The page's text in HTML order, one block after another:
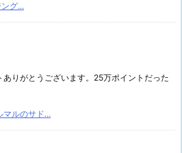
グ...
ありがとうございます。25万ポイントだった
ルのサド...